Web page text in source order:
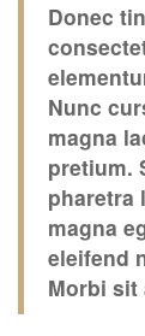
Donec
Nunc
magna
pretium.
pharetra
magna
eleifend
Morbi sit